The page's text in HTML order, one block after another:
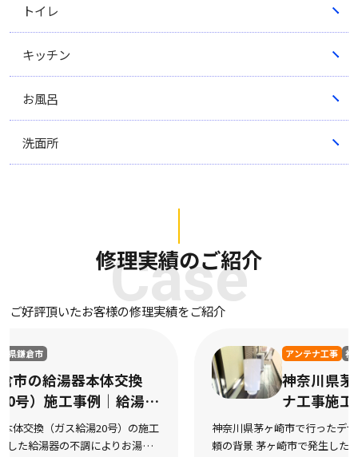
トイレ
キッチン
お風呂
洗面所
Case
修理実績のご紹介
ご好評頂いたお客様の修理実績をご紹介
神奈川県茅ヶ崎市
神奈川県茅ヶ崎市のデザインアンテ
ナ工事施工事例｜デザインアンテナ
工事の施工
神奈川県茅ヶ崎市で行ったデザインアンテナ工事の施工事例 ご依
頼の背景 茅ヶ崎市で発生した外観に配慮しながらテレビアンテナ